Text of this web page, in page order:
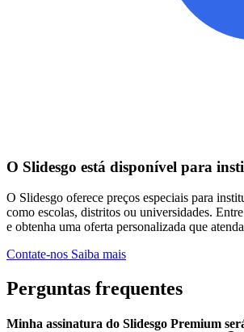
O Slidesgo está disponível para
O Slidesgo oferece preços especiais para
como escolas, distritos ou universidades.
e obtenha uma oferta personalizada que
Contate-nos Saiba mais
Perguntas frequentes
Minha assinatura do Slidesgo Premium